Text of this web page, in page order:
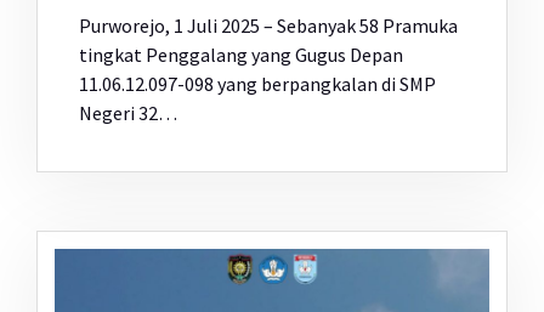
Purworejo, 1 Juli 2025 – Sebanyak 58 Pramuka
tingkat Penggalang yang Gugus Depan
11.06.12.097-098 yang berpangkalan di SMP
Negeri 32…